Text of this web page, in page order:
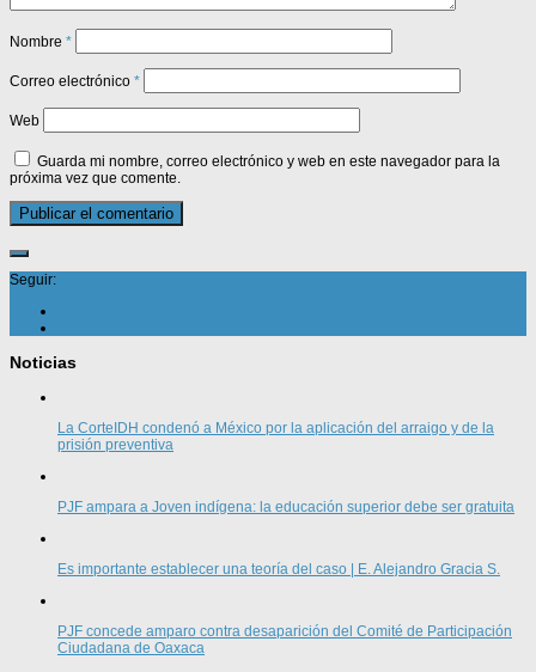
Nombre *
Correo electrónico *
Web
Guarda mi nombre, correo electrónico y web en este navegador para la
próxima vez que comente.
Seguir:
Noticias
La CorteIDH condenó a México por la aplicación del arraigo y de la
prisión preventiva
PJF ampara a Joven indígena: la educación superior debe ser gratuita
Es importante establecer una teoría del caso | E. Alejandro Gracia S.
PJF concede amparo contra desaparición del Comité de Participación
Ciudadana de Oaxaca